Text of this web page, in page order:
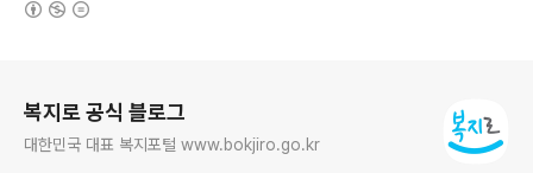
복지로 공식 블로그
대한민국 대표 복지포털 www.bokjiro.go.kr